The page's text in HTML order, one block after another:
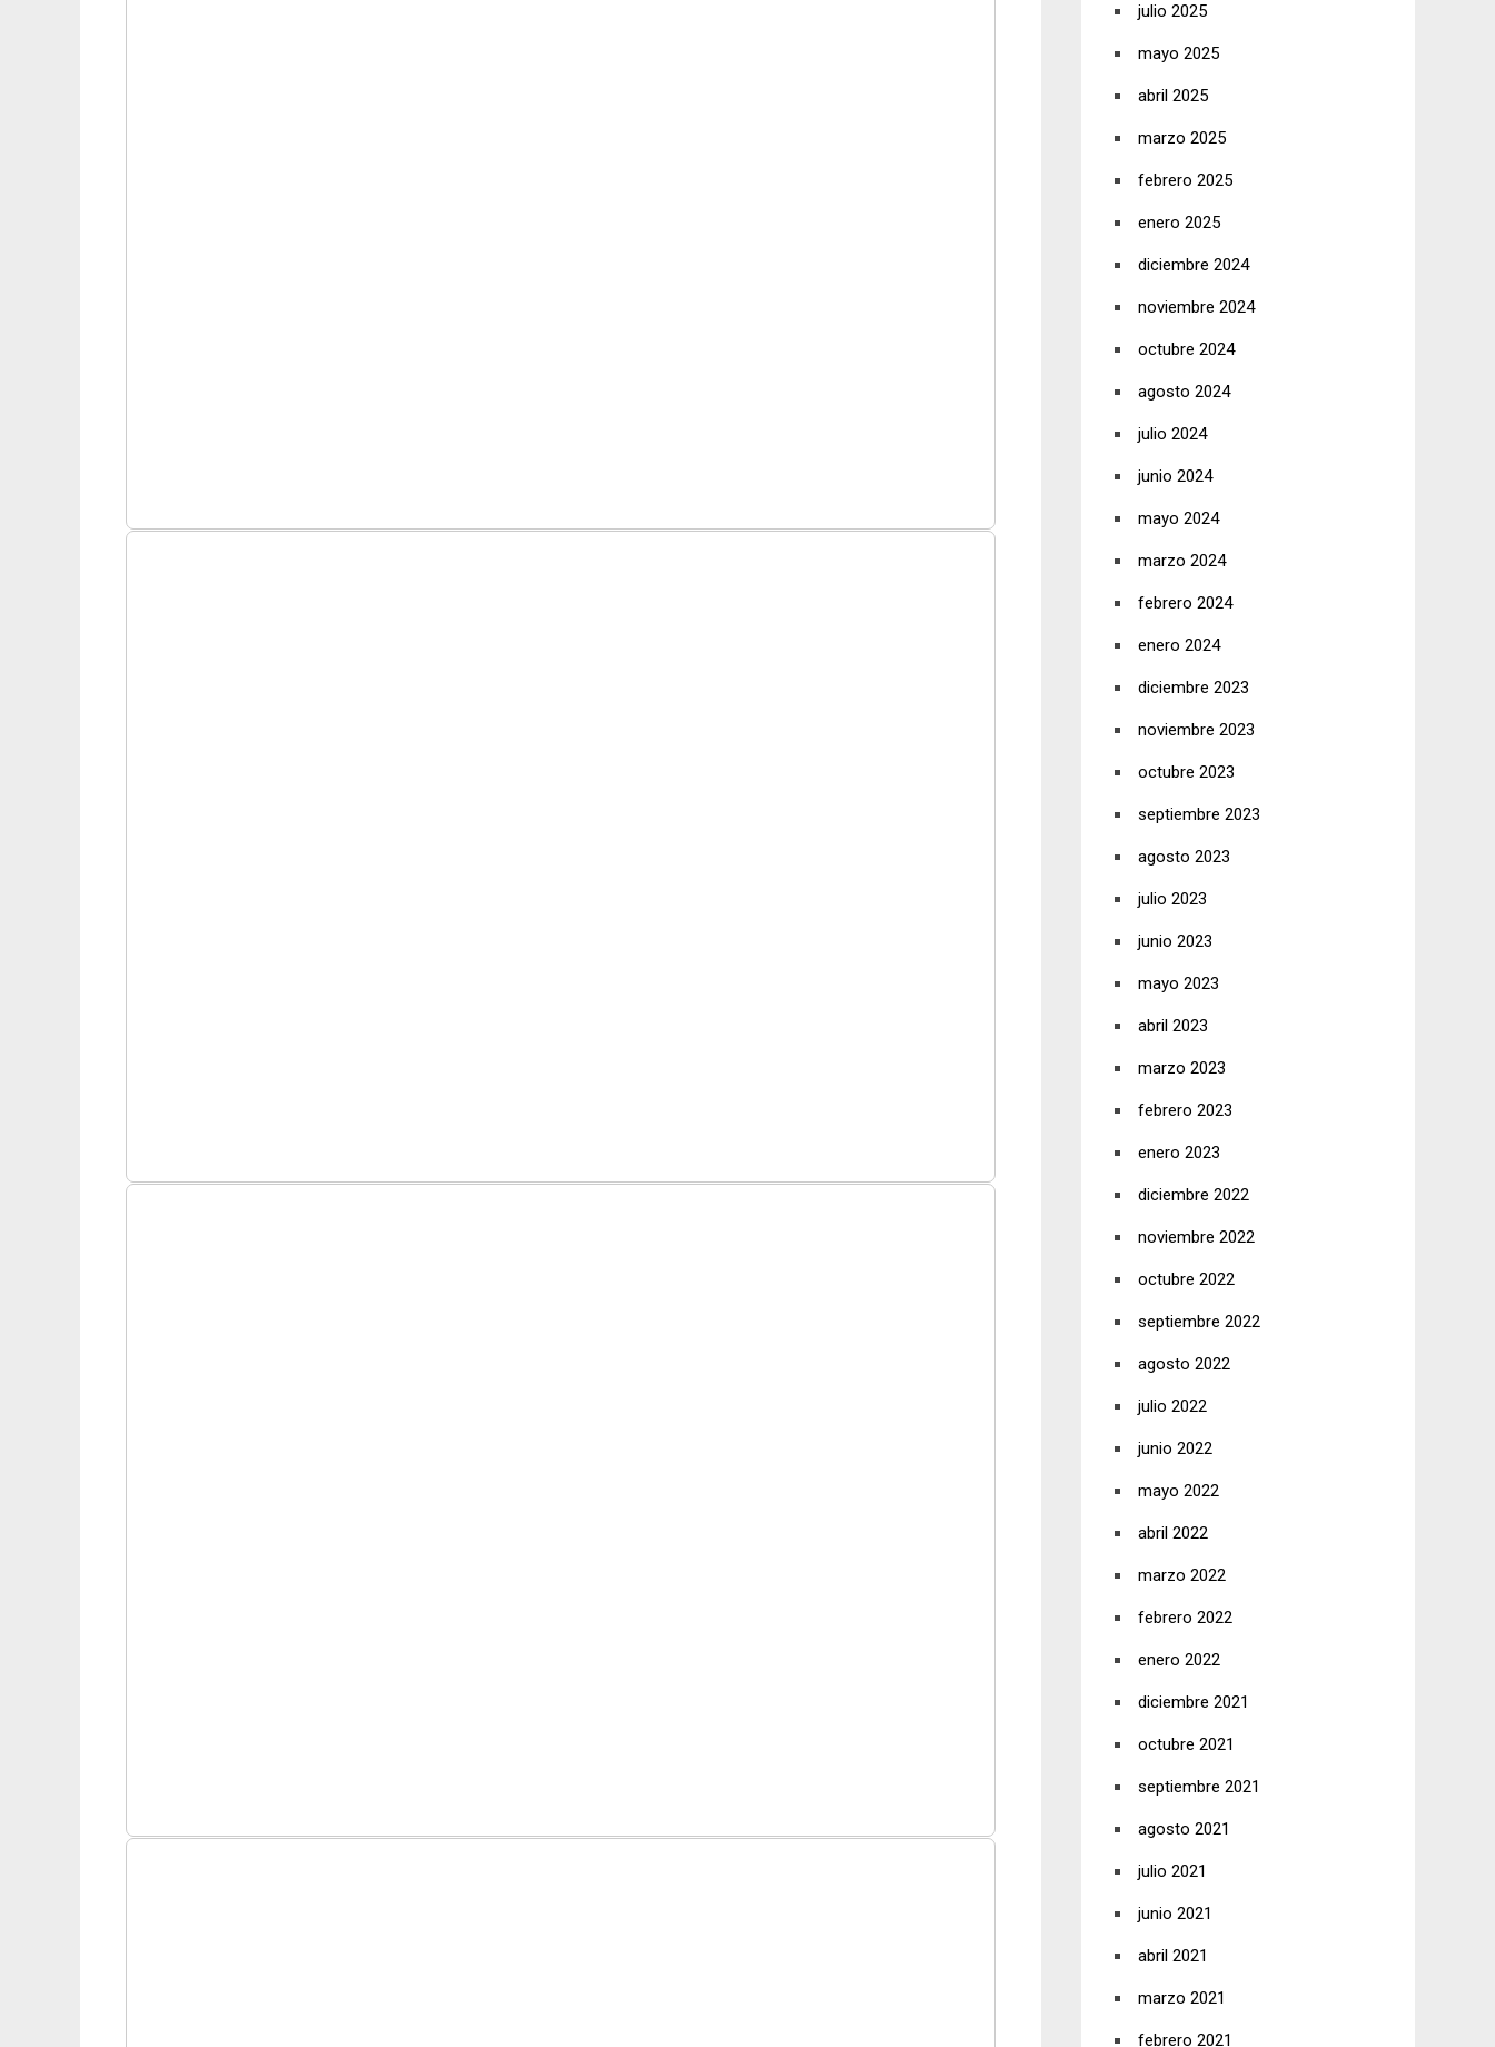
julio 2025
mayo 2025
abril 2025
marzo 2025
febrero 2025
enero 2025
diciembre 2024
noviembre 2024
octubre 2024
agosto 2024
julio 2024
junio 2024
mayo 2024
marzo 2024
febrero 2024
enero 2024
diciembre 2023
noviembre 2023
octubre 2023
septiembre 2023
agosto 2023
julio 2023
junio 2023
mayo 2023
abril 2023
marzo 2023
febrero 2023
enero 2023
diciembre 2022
noviembre 2022
octubre 2022
septiembre 2022
agosto 2022
julio 2022
junio 2022
mayo 2022
abril 2022
marzo 2022
febrero 2022
enero 2022
diciembre 2021
octubre 2021
septiembre 2021
agosto 2021
julio 2021
junio 2021
abril 2021
marzo 2021
febrero 2021